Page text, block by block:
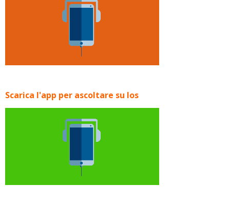
Scarica l'app per ascoltare su Ios